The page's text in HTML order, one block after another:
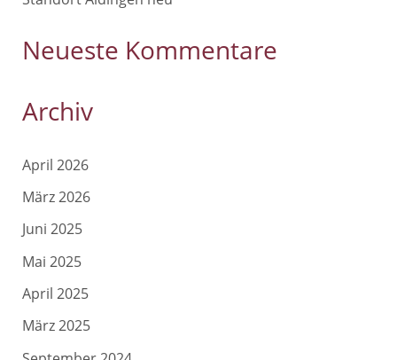
Neueste Kommentare
Archiv
April 2026
März 2026
Juni 2025
Mai 2025
April 2025
März 2025